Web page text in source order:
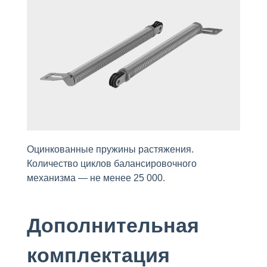
Оцинкованные пружины растяжения.
Количество циклов балансировочного
механизма — не менее 25 000.
Дополнительная
комплектация